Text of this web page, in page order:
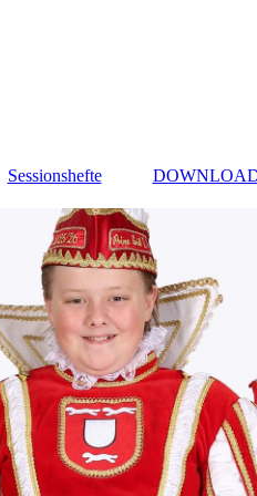
Sessionshefte